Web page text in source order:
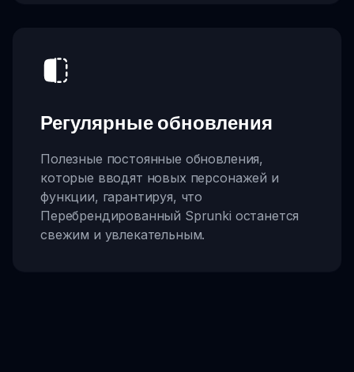
Регулярные обновления
Полезные постоянные обновления,
которые вводят новых персонажей и
функции, гарантируя, что
Перебрендированный Sprunki останется
свежим и увлекательным.